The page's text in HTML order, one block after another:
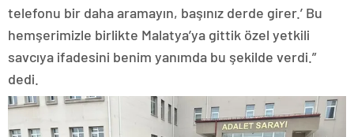
telefonu bir daha aramayın, başınız derde girer.’ Bu
hemşerimizle birlikte Malatya’ya gittik özel yetkili
savcıya ifadesini benim yanımda bu şekilde verdi.”
dedi.